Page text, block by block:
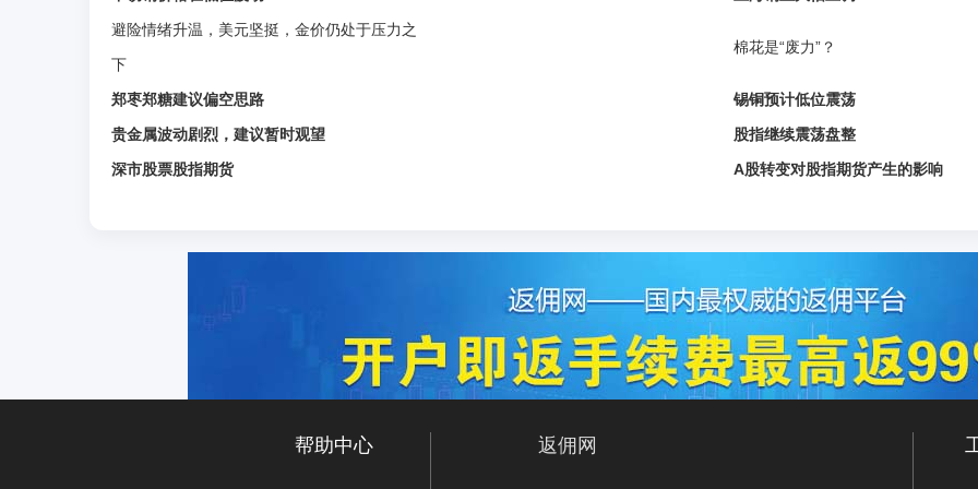
避险情绪升温，美元坚挺，金价仍处于压力之
下
棉花是“废力”？
郑枣郑糖建议偏空思路
锡铜预计低位震荡
贵金属波动剧烈，建议暂时观望
股指继续震荡盘整
深市股票股指期货
A股转变对股指期货产生的影响
帮助中心 返佣网